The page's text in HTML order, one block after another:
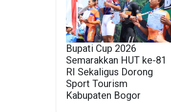
Bupati Cup 2026
Semarakkan HUT ke-81
RI Sekaligus Dorong
Sport Tourism
Kabupaten Bogor